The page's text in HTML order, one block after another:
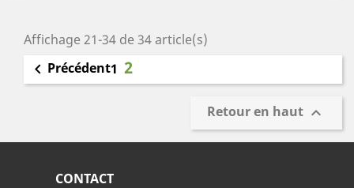
Affichage 21-34 de 34 article(s)
 Précédent1 2
Retour en haut 
CONTACT